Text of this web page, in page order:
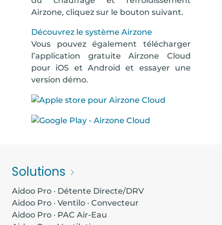
Airzone, cliquez sur le bouton suivant.
Découvrez le système Airzone
Vous pouvez également télécharger
l’application gratuite Airzone Cloud
pour iOS et Android et essayer une
version démo.
Solutions
Aidoo Pro · Détente Directe/DRV
Aidoo Pro · Ventilo · Convecteur
Aidoo Pro · PAC Air-Eau